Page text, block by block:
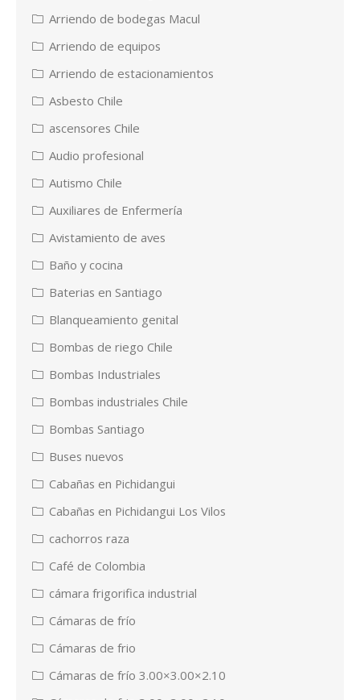
Arriendo de bodegas Macul
Arriendo de equipos
Arriendo de estacionamientos
Asbesto Chile
ascensores Chile
Audio profesional
Autismo Chile
Auxiliares de Enfermería
Avistamiento de aves
Baño y cocina
Baterias en Santiago
Blanqueamiento genital
Bombas de riego Chile
Bombas Industriales
Bombas industriales Chile
Bombas Santiago
Buses nuevos
Cabañas en Pichidangui
Cabañas en Pichidangui Los Vilos
cachorros raza
Café de Colombia
cámara frigorifica industrial
Cámaras de frío
Cámaras de frio
Cámaras de frío 3.00×3.00×2.10